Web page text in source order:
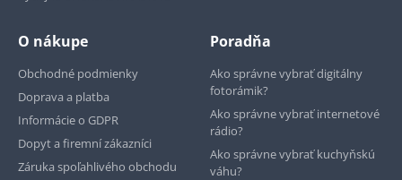
O nákupe
Obchodné podmienky
Doprava a platba
Informácie o GDPR
Dopyt a firemní zákazníci
Záruka spoľahlivého obchodu
Poradňa
Ako správne vybrať digitálny
fotorámik?
Ako správne vybrať internetové
rádio?
Ako správne vybrať kuchyňskú
váhu?